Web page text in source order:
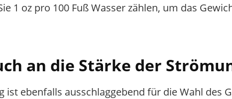
1 oz pro 100 Fuß Wasser zählen, um das
an die Stärke der
ist ebenfalls ausschlaggebend für die Wahl des